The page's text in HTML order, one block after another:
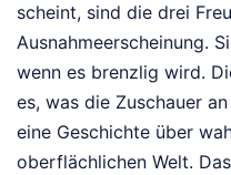
scheint, sind die drei
Ausnahmeerscheinung.
wenn es brenzlig wird.
es, was die Zuschauer
eine Geschichte über
oberflächlichen Welt.